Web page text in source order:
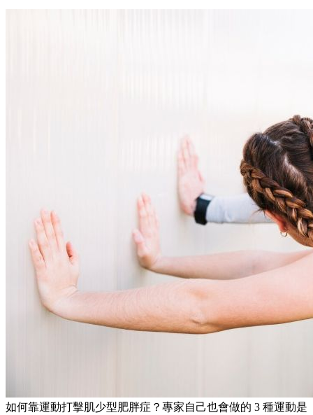
如何靠運動打擊肌少型肥胖症？專家自己也會做的 3 種運動是